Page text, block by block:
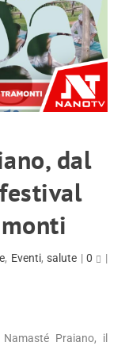
dal
, Eventi,salute | 0 |
Praiano, il